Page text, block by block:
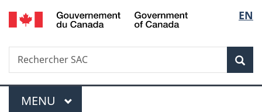
Passer
au
Passer
à
du
Passer
à
simplifiée
de
la
EN
Recherche
Rechercher
SAC
Menu
MENU PRINCIPAL